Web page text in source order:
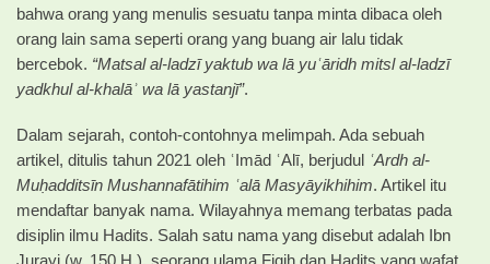
bahwa orang yang menulis sesuatu tanpa minta dibaca oleh
orang lain sama seperti orang yang buang air lalu tidak
bercebok. “Matsal al-ladzī yaktub wa lā yuʿāridh mitsl al-ladzī
yadkhul al-khalāʾ wa lā yastanjī”.
Dalam sejarah, contoh-contohnya melimpah. Ada sebuah
artikel, ditulis tahun 2021 oleh ʿImād ʿAlī, berjudul ʿArdh al-
Muḥadditsīn Mushannafātihim ʿalā Masyāyikhihim. Artikel itu
mendaftar banyak nama. Wilayahnya memang terbatas pada
disiplin ilmu Hadits. Salah satu nama yang disebut adalah Ibn